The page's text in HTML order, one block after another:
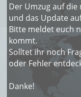
Der Umzug auf
und das Update
Bitte meldet euch
kommt.
Solltet ihr noch
oder Fehler
Danke!